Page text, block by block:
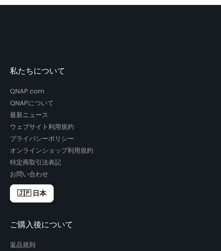
私たちについて
QNAP.com
QNAPについて
最新ニュース
ウェブサイト利用規約
プライバシーポリシー
オンラインショップ利用規約
特定商取引法表記
お問い合わせ
🇯🇵 日本
ご購入後について
返品規則